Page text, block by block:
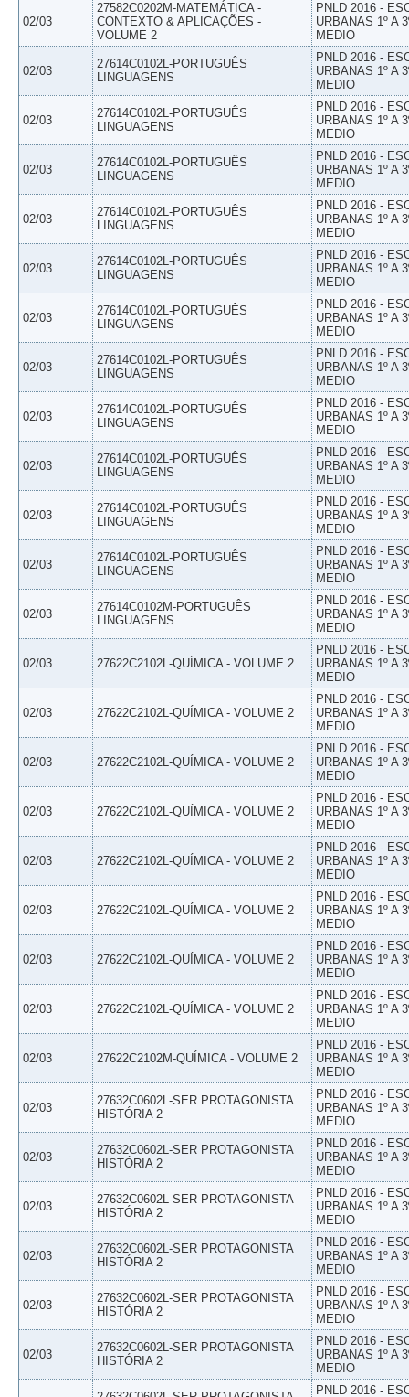
02/03
27582C0202M-MATEMÁTICA -
CONTEXTO & APLICAÇÕES -
VOLUME 2
PNLD 2016 -
URBANAS 1º A
MEDIO
02/03
27614C0102L-PORTUGUÊS
LINGUAGENS
PNLD 2016 -
URBANAS 1º A
MEDIO
02/03
27614C0102L-PORTUGUÊS
LINGUAGENS
PNLD 2016 -
URBANAS 1º A
MEDIO
02/03
27614C0102L-PORTUGUÊS
LINGUAGENS
PNLD 2016 -
URBANAS 1º A
MEDIO
02/03
27614C0102L-PORTUGUÊS
LINGUAGENS
PNLD 2016 -
URBANAS 1º A
MEDIO
02/03
27614C0102L-PORTUGUÊS
LINGUAGENS
PNLD 2016 -
URBANAS 1º A
MEDIO
02/03
27614C0102L-PORTUGUÊS
LINGUAGENS
PNLD 2016 -
URBANAS 1º A
MEDIO
02/03
27614C0102L-PORTUGUÊS
LINGUAGENS
PNLD 2016 -
URBANAS 1º A
MEDIO
02/03
27614C0102L-PORTUGUÊS
LINGUAGENS
PNLD 2016 -
URBANAS 1º A
MEDIO
02/03
27614C0102L-PORTUGUÊS
LINGUAGENS
PNLD 2016 -
URBANAS 1º A
MEDIO
02/03
27614C0102L-PORTUGUÊS
LINGUAGENS
PNLD 2016 -
URBANAS 1º A
MEDIO
02/03
27614C0102L-PORTUGUÊS
LINGUAGENS
PNLD 2016 -
URBANAS 1º A
MEDIO
02/03
27614C0102M-PORTUGUÊS
LINGUAGENS
PNLD 2016 -
URBANAS 1º A
MEDIO
02/03 27622C2102L-QUÍMICA - VOLUME 2
PNLD 2016 -
URBANAS 1º A
MEDIO
02/03 27622C2102L-QUÍMICA - VOLUME 2
PNLD 2016 -
URBANAS 1º A
MEDIO
02/03 27622C2102L-QUÍMICA - VOLUME 2
PNLD 2016 -
URBANAS 1º A
MEDIO
02/03 27622C2102L-QUÍMICA - VOLUME 2
PNLD 2016 -
URBANAS 1º A
MEDIO
02/03 27622C2102L-QUÍMICA - VOLUME 2
PNLD 2016 -
URBANAS 1º A
MEDIO
02/03 27622C2102L-QUÍMICA - VOLUME 2
PNLD 2016 -
URBANAS 1º A
MEDIO
02/03 27622C2102L-QUÍMICA - VOLUME 2
PNLD 2016 -
URBANAS 1º A
MEDIO
02/03 27622C2102L-QUÍMICA - VOLUME 2
PNLD 2016 -
URBANAS 1º A
MEDIO
02/03 27622C2102M-QUÍMICA - VOLUME 2
PNLD 2016 -
URBANAS 1º A
MEDIO
02/03
27632C0602L-SER PROTAGONISTA
HISTÓRIA 2
PNLD 2016 -
URBANAS 1º A
MEDIO
02/03
27632C0602L-SER PROTAGONISTA
HISTÓRIA 2
PNLD 2016 -
URBANAS 1º A
MEDIO
02/03
27632C0602L-SER PROTAGONISTA
HISTÓRIA 2
PNLD 2016 -
URBANAS 1º A
MEDIO
02/03
27632C0602L-SER PROTAGONISTA
HISTÓRIA 2
PNLD 2016 -
URBANAS 1º A
MEDIO
02/03
27632C0602L-SER PROTAGONISTA
HISTÓRIA 2
PNLD 2016 -
URBANAS 1º A
MEDIO
02/03
27632C0602L-SER PROTAGONISTA
HISTÓRIA 2
PNLD 2016 -
URBANAS 1º A
MEDIO
PNLD 2016 -